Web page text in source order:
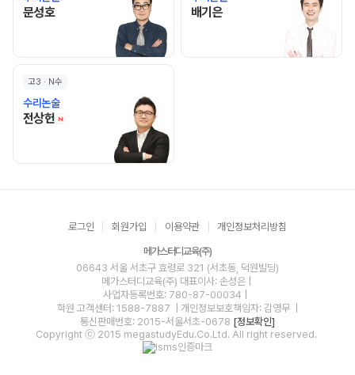
문성호문성호 선생님 홈 바로가기 배기은배기은 선생님 홈 바로가기
고3 · N수
수리논술
전상헌 N 전상헌 선생님 홈 바로가기
로그인 회원가입 이용약관 개인정보처리방침
메가스터디교육(주)
06643 서울 서초구 효령로 321 (서초동, 덕원빌딩)
메가스터디교육(주) 대표이사: 손성은 |
사업자등록번호: 780-87-00034
학원 고객센터: 1588-7887
| 개인정보보호책임자: 김영무
통신판매번호: 2015-서울서초-0678 [정보확인]
Copyright ⓒ 2015 megastudyEdu.Co.Ltd. All right reserved.